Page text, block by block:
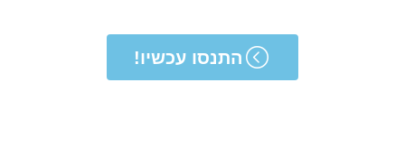
התנסו עכשיו!